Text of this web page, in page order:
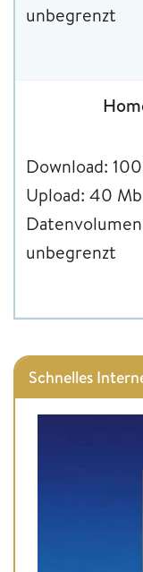
unbegrenzt
Download:
Upload: 40
unbegrenzt
Schnelles